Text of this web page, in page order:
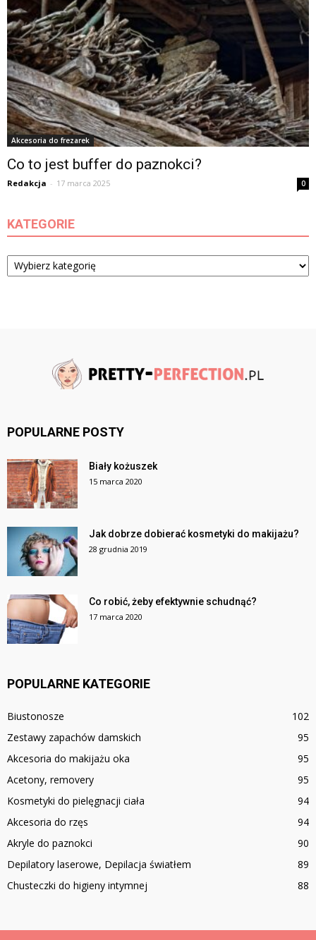
Akcesoria do frezarek
Co to jest buffer do paznokci?
Redakcja - 17 marca 2025 0
KATEGORIE
Kategorie
POPULARNE POSTY
Biały kożuszek
15 marca 2020
Jak dobrze dobierać kosmetyki do makijażu?
28 grudnia 2019
Co robić, żeby efektywnie schudnąć?
17 marca 2020
POPULARNE KATEGORIE
Biustonosze
102
Zestawy zapachów damskich
95
Akcesoria do makijażu oka
95
Acetony, removery
95
Kosmetyki do pielęgnacji ciała
94
Akcesoria do rzęs
94
Akryle do paznokci
90
Depilatory laserowe, Depilacja światłem
89
Chusteczki do higieny intymnej
88